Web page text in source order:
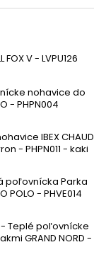
FOX V - LVPU126
nohavice do
- PHPN004
IBEX CHAUD
- PHPN011 - kaki
poľovnícka Parka
POLO - PHVE014
- Teplé poľovnícke
GRAND NORD -